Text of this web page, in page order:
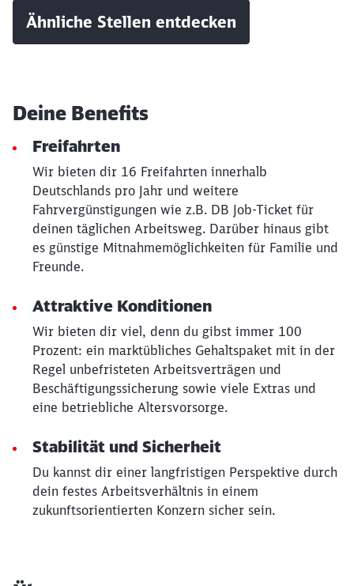
Ähnliche Stellen entdecken
Deine Benefits
Freifahrten
Wir bieten dir 16 Freifahrten innerhalb
Deutschlands pro Jahr und weitere
Fahrvergünstigungen wie z.B. DB Job-Ticket für
deinen täglichen Arbeitsweg. Darüber hinaus gibt
es günstige Mitnahmemöglichkeiten für Familie und
Freunde.
Attraktive Konditionen
Wir bieten dir viel, denn du gibst immer 100
Prozent: ein marktübliches Gehaltspaket mit in der
Regel unbefristeten Arbeitsverträgen und
Beschäftigungssicherung sowie viele Extras und
eine betriebliche Altersvorsorge.
Stabilität und Sicherheit
Du kannst dir einer langfristigen Perspektive durch
dein festes Arbeitsverhältnis in einem
zukunftsorientierten Konzern sicher sein.
Abbrechen